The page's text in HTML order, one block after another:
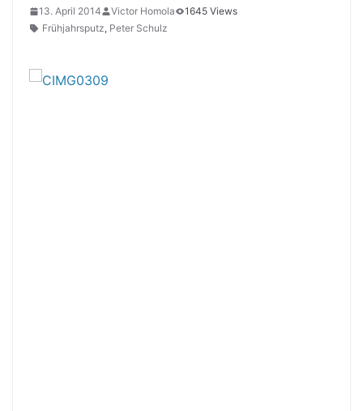
13. April 2014 Victor Homola
1645 Views
Frühjahrsputz, Peter Schulz